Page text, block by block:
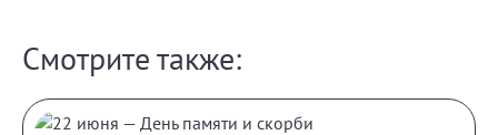
Смотрите также: